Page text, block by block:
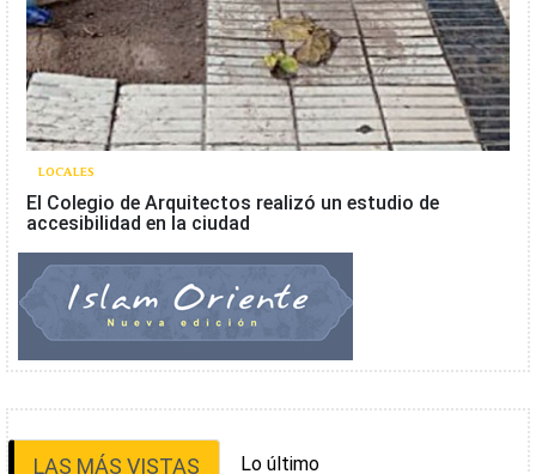
LOCALES
El Colegio de Arquitectos realizó un estudio de
accesibilidad en la ciudad
LAS MÁS VISTAS
Lo último